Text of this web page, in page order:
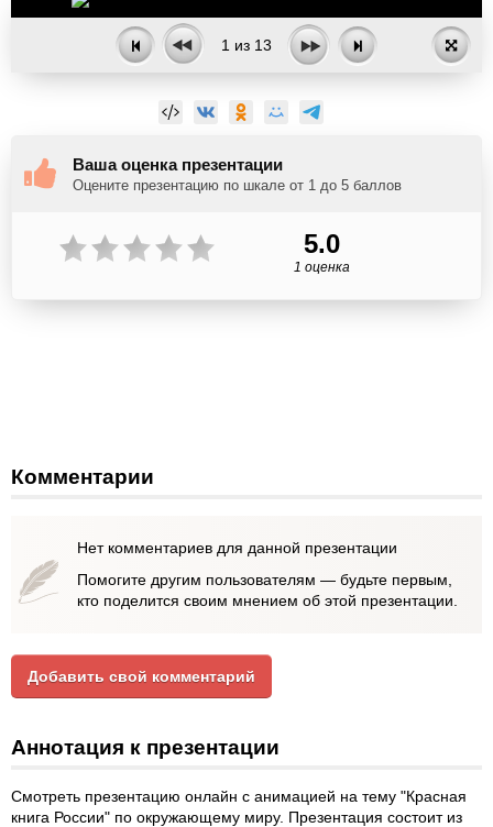
1 из 13
Ваша оценка презентации
Оцените презентацию по шкале от 1 до 5 баллов
5.0
1 оценка
Комментарии
Нет комментариев для данной презентации
Помогите другим пользователям — будьте первым,
кто поделится своим мнением об этой презентации.
Добавить свой комментарий
Аннотация к презентации
Смотреть презентацию онлайн с анимацией на тему "Красная
книга России" по окружающему миру. Презентация состоит из